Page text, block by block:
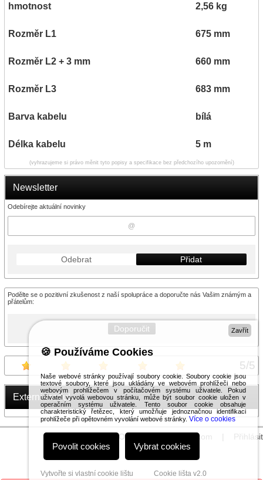
Newsletter
Odebírejte aktuální novinky
Odebrat Přidat
Podělte se o pozitivní zkušenost z naší spolupráce a doporučte nás Vašim známým a
přátelům:
Doporučit
5/5
Externí modul
hmotnost 2,56 kg
Rozměr L1 675 mm
Rozměr L2 + 3 mm 660 mm
Rozměr L3 683 mm
Barva kabelu bílá
Délka kabelu 5 m
(vyhrazujeme si právo měnit tyto popisy a specifikace bez předchozího upozornění)
© 2026 WEXBO | www.wexbo.com Přihlásit
Zavřít
🍪 Používáme Cookies
Naše webové stránky používají soubory cookie. Soubory cookie jsou
textové soubory, které jsou ukládány ve webovém prohlížeči nebo
webovým prohlížečem v počítačovém systému uživatele. Pokud
uživatel vyvolá webovou stránku, může být soubor cookie uložen v
operačním systému uživatele. Tento soubor cookie obsahuje
charakteristický řetězec, který umožňuje jednoznačnou identifikaci
prohlížeče při opětovném vyvolání webové stránky.Více o cookies
Povolit cookies Vybrat cookies
Vytvořte si vlastní cookie lištu Cookie lišta v2.0